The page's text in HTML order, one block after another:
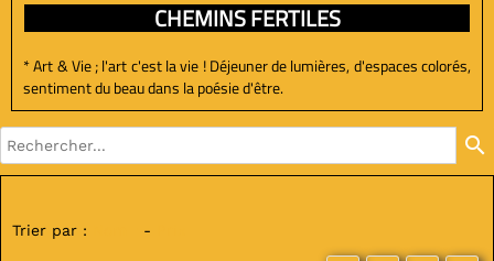
CHEMINS FERTILES
* Art & Vie ; l'art c'est la vie ! Déjeuner de lumières, d'espaces colorés,
sentiment du beau dans la poésie d'être.
search
Trier par : -